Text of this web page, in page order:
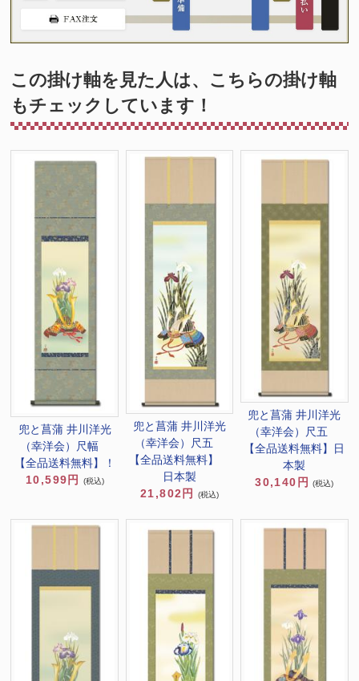
この掛け軸を見た人は、こちらの掛け軸
もチェックしています！
兜と菖蒲 井川洋光
（幸洋会）尺幅
【全品送料無料】！
10,599円
(税込)
兜と菖蒲 井川洋光
（幸洋会）尺五
【全品送料無料】
日本製
21,802円
(税込)
兜と菖蒲 井川洋光
（幸洋会）尺五
【全品送料無料】日
本製
30,140円
(税込)